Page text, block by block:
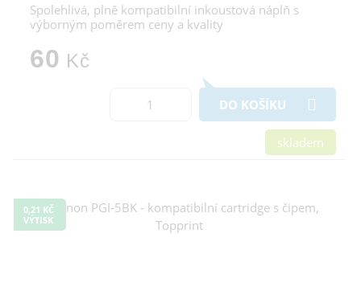
Spolehlivá, plně kompatibilní inkoustová náplň s
výborným poměrem ceny a kvality
60 Kč
DO KOŠÍKU
skladem
0,21 KČ
VÝTISK